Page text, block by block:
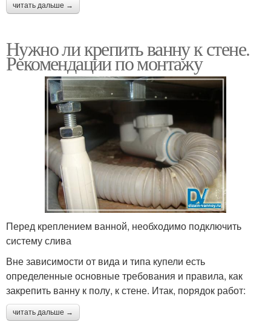
читать дальше →
Нужно ли крепить ванну к стене.
Рекомендации по монтажу
Перед креплением ванной, необходимо подключить
систему слива
Вне зависимости от вида и типа купели есть
определенные основные требования и правила, как
закрепить ванну к полу, к стене. Итак, порядок работ:
читать дальше →